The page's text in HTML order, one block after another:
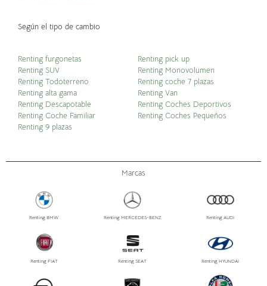
Según el tipo de cambio
Renting furgonetas
Renting SUV
Renting Todoterreno
Renting alta gama
Renting Descapotable
Renting Coche Familiar
Renting 9 plazas
Renting pick up
Renting Monovolumen
Renting coche 7 plazas
Renting Van
Renting Coches Deportivos
Renting Coches Pequeños
Marcas
Renting BMW Renting MERCEDES-BENZ Renting AUDI
Renting FIAT Renting SEAT Renting HYUNDAI